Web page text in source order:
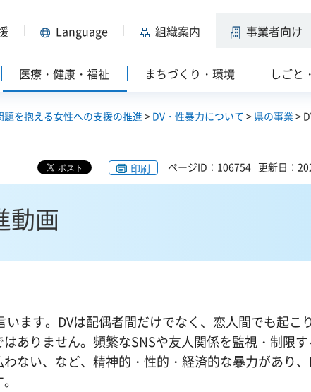
Language 組織案内 事業者向け
医療・健康・福祉 まちづくり・環境 しごと
題を抱える女性への支援の推進> DV・性暴力について > 県の事業 >
印刷 ページID：106754 更新日：
動画
ます。DVは配偶者間だけでなく、恋人間でも起こ
ありません。頻繁なSNSや友人関係を監視・制限
ない、など、精神的・性的・経済的な暴力があり、